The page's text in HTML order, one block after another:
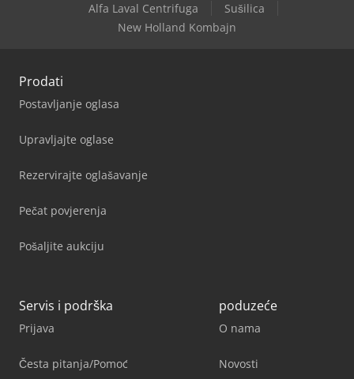
Alfa Laval Centrifuga
Sušilica
New Holland Kombajn
Prodati
Postavljanje oglasa
Upravljajte oglase
Rezervirajte oglašavanje
Pečat povjerenja
Pošaljite aukciju
Servis i podrška
Prijava
Česta pitanja/Pomoć
poduzeće
O nama
Novosti